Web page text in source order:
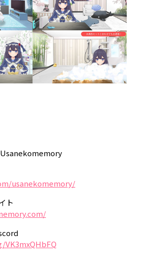
Usanekomemory
usanekomemory/
ト